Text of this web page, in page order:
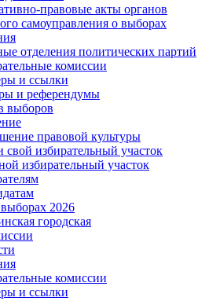
правовые акты органов
самоуправления о выборах
отделения политических партий
комиссии
и ссылки
и референдумы
выборов
правовой культуры
свой избирательный участок
избирательный участок
2026
городская
комиссии
и ссылки